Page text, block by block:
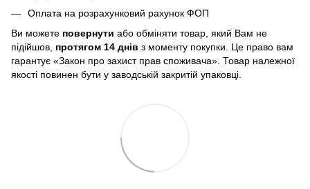
Оплата на розрахунковий рахунок ФОП
Ви можете повернути або обміняти товар, який Вам не
підійшов, протягом 14 днів з моменту покупки. Це право вам
гарантує «Закон про захист прав споживача». Товар належної
якості повинен бути у заводській закритій упаковці.